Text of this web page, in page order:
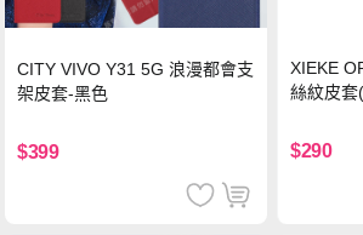
CITY VIVO Y31 5G 浪漫都會支
架皮套-黑色
$399
XIEKE
絲紋皮套
$290